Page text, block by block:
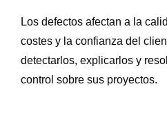
Los defectos afectan a la
costes y la confianza del
detectarlos, explicarlos y
control sobre sus proyectos.